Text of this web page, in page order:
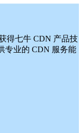
得七牛 CDN 产品技
专业的 CDN 服务能